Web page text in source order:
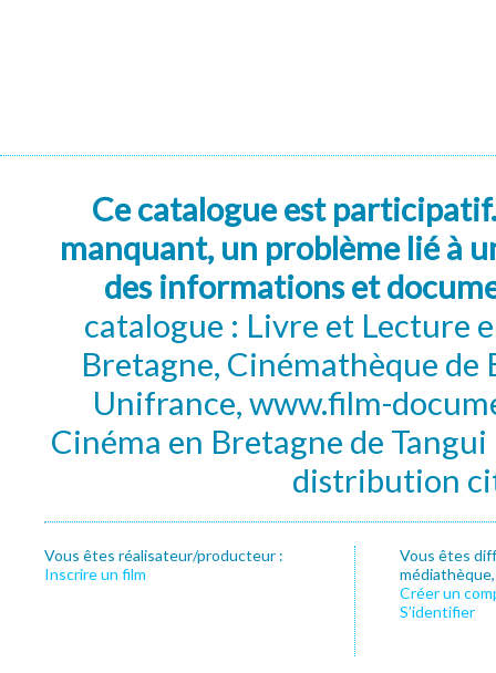
Ce catalogue est
manquant, un problème lié à
des informations et
catalogue : Livre et Lecture
Bretagne, Cinémathèque de
Unifrance, www.film-
Cinéma en Bretagne de
distribution
Vous êtes réalisateur/producteur :
Inscrire un film
Vous êtes
Créer un
S’identifier